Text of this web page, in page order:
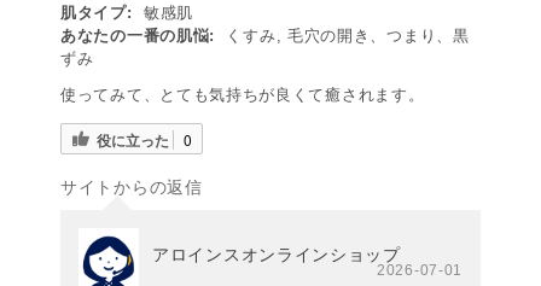
肌タイプ:
敏感肌
あなたの一番の肌悩:
くすみ, 毛穴の開き、つまり、黒
ずみ
使ってみて、とても気持ちが良くて癒されます。
役に立った 0
サイトからの返信
アロインスオンラインショップ
2026-07-01